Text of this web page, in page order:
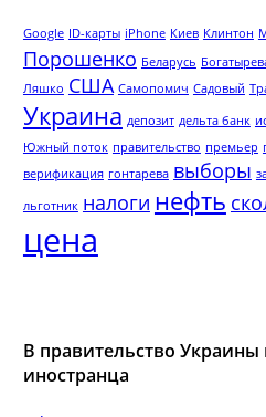
Google ID-карты iPhone Киев Клинтон
Порошенко Беларусь
Ляшко США Самопомич Садовый
Украина депозит дельта банк
Южный поток правительство премьер
верификация гонтарева выборы
льготник налоги нефть
цена
В правительство
иностранца